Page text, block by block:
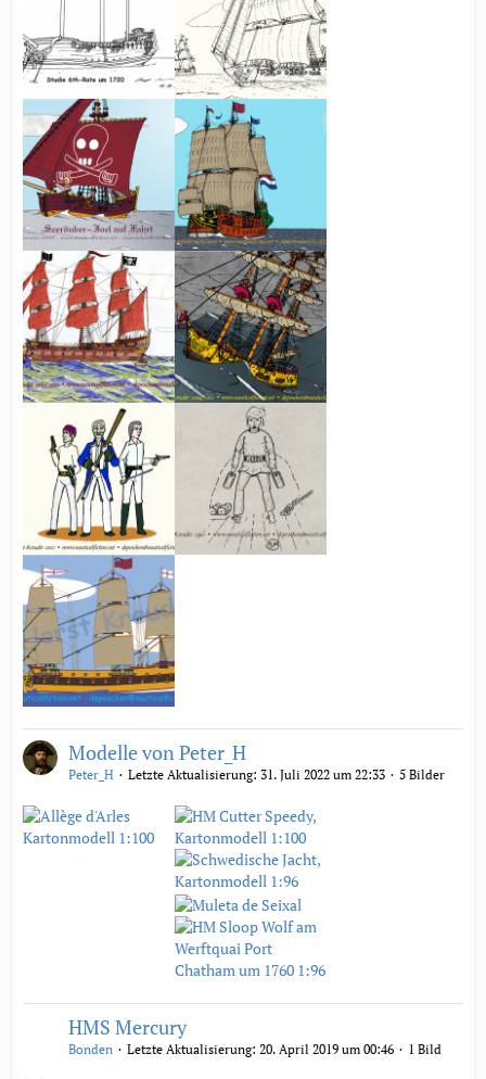
Modelle von Peter_H
Peter_H Letzte Aktualisierung: 31. Juli 2022 um 22:33 5 Bilder
HMS Mercury
Bonden Letzte Aktualisierung: 20. April 2019 um 00:46 1 Bild